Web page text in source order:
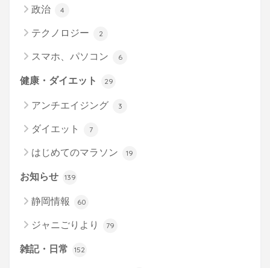
政治 4
テクノロジー 2
スマホ、パソコン 6
健康・ダイエット 29
アンチエイジング 3
ダイエット 7
はじめてのマラソン 19
お知らせ 139
静岡情報 60
ジャニごりより 79
雑記・日常 152